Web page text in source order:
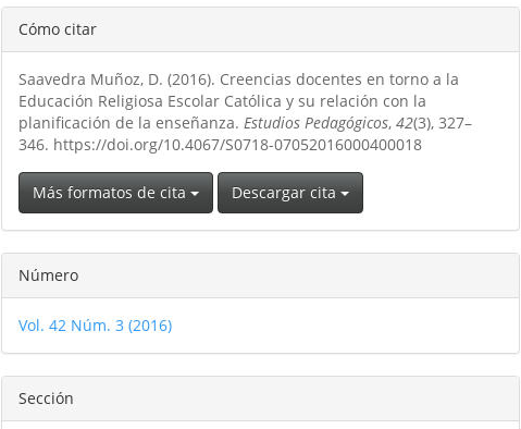
Detalles
del
artículo
Cómo citar
Saavedra Muñoz, D. (2016). Creencias docentes en torno a la
Educación Religiosa Escolar Católica y su relación con la
planificación de la enseñanza.Estudios Pedagógicos,42(3), 327–
346. https://doi.org/10.4067/S0718-07052016000400018
Más formatos de cita Descargar cita
Número
Vol. 42 Núm. 3 (2016)
Sección